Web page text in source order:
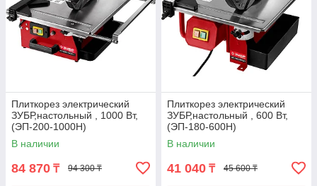
Плиткорез электрический
ЗУБР,настольный , 1000 Вт,
(ЭП-200-1000Н)
В наличии
84 870 ₸ 94 300 ₸
Плиткорез электрический
ЗУБР,настольный , 600 Вт,
(ЭП-180-600Н)
В наличии
41 040 ₸ 45 600 ₸